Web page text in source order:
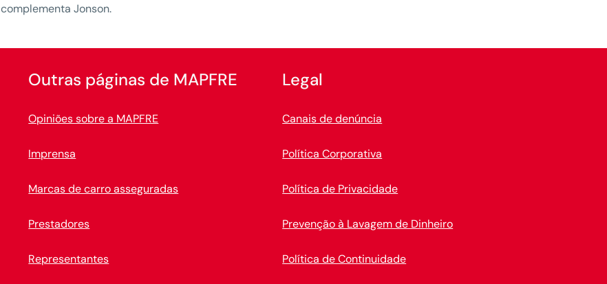
complementa Jonson.
Outras páginas de MAPFRE
Opiniões sobre a MAPFRE
Imprensa
Marcas de carro asseguradas
Prestadores
Representantes
Legal
Canais de denúncia
Política Corporativa
Política de Privacidade
Prevenção à Lavagem de Dinheiro
Política de Continuidade